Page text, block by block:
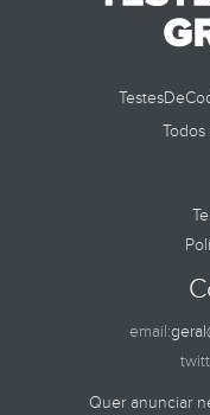
email:
Quer anunciar